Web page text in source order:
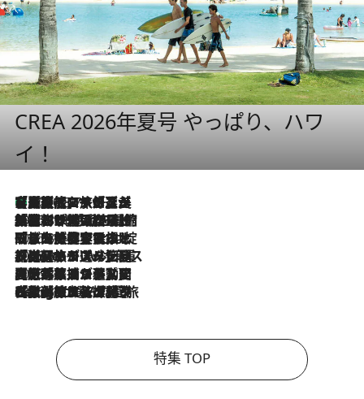
CREA 2026年夏号 やっぱり、ハワ
イ！
2026.8.7
【厳選旅コスメ】「多機能アイテムがメイン！」旅好き美容エディターが選んだ夏旅ベストコスメを発表【Mサイズジップ】
2026.8.6
「荷物が増えるほど旅ストレスは増す」美容ジャーナリストがたどり着いた最終結論。“化粧品を劇的に減らす”感動の凝縮美容とは
2026.8.6
「旅先には金髪ウィッグを持参」日本と同じメイクでは損してる!? 美容ジャーナリストが提案する“掟破りの旅美容”とは
2026.8.6
【厳選旅コスメ】「身軽さ＆UV対策重視！」ヘアアーティストshucoが選んだ夏旅ベストコスメを発表【Mサイズジップ】
2026.8.5
【厳選旅コスメ】国内をあちこち移動する河井菜摘が選んだ夏旅ベストコスメ発表！「リラックスアイテムはマスト」【Mサイズジップ】
2026.8.4
【厳選旅コスメ】「紫外線＆乾燥対策しながらメイク感も！」ヘア＆メイクGeorgeが選んだ夏旅ベストコスメを発表！【Mサイズジップ】
特集 TOP